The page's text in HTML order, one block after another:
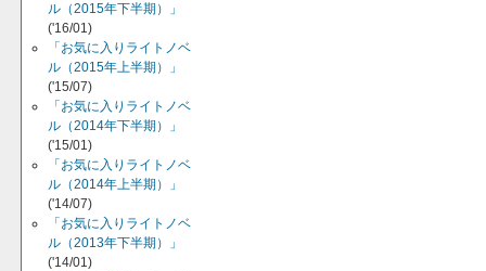
ル（2015年下半期）」
('16/01)
「お気に入りライトノベ
ル（2015年上半期）」
('15/07)
「お気に入りライトノベ
ル（2014年下半期）」
('15/01)
「お気に入りライトノベ
ル（2014年上半期）」
('14/07)
「お気に入りライトノベ
ル（2013年下半期）」
('14/01)